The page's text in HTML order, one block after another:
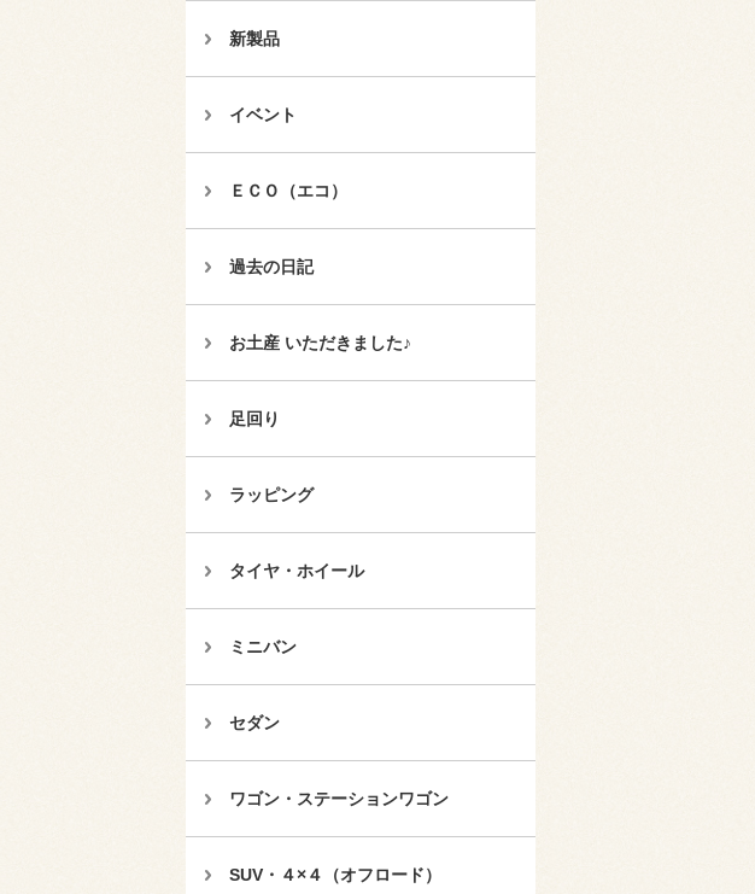
新製品
イベント
ＥＣＯ（エコ）
過去の日記
お土産 いただきました♪
足回り
ラッピング
タイヤ・ホイール
ミニバン
セダン
ワゴン・ステーションワゴン
SUV・４×４（オフロード）